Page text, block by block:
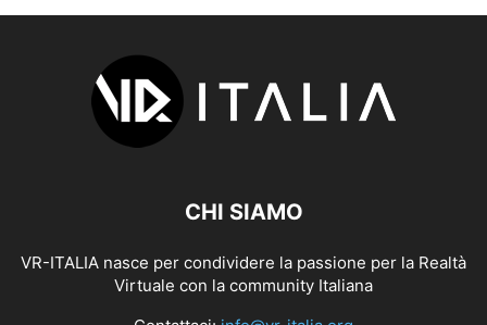
CHI SIAMO
VR-ITALIA nasce per condividere la passione per la Realtà
Virtuale con la community Italiana